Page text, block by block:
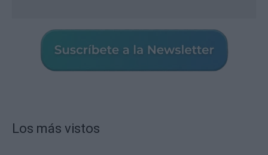
Los más vistos